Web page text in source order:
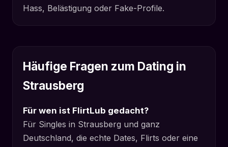
Hass, Belästigung oder Fake-Profile.
Häufige Fragen zum Dating in
Strausberg
Für wen ist FlirtLub gedacht?
Für Singles in Strausberg und ganz
Deutschland, die echte Dates, Flirts oder eine